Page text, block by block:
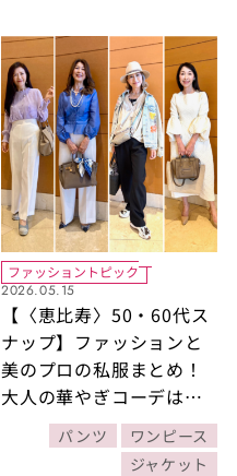
ファッショントピック
2026.05.15
【〈恵比寿〉50・60代ス
ナップ】ファッションと
美のプロの私服まとめ！
大人の華やぎコーデはア
クセサリー、スカーフ、
シューズにこだわる
パンツ
ワンピース
ジャケット